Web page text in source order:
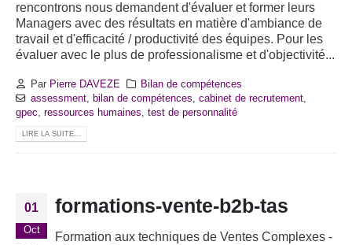
rencontrons nous demandent d'évaluer et former leurs
Managers avec des résultats en matière d'ambiance de
travail et d'efficacité / productivité des équipes. Pour les
évaluer avec le plus de professionalisme et d'objectivité...
Par Pierre DAVEZE
Bilan de compétences
assessment, bilan de compétences, cabinet de recrutement,
gpec, ressources humaines, test de personnalité
LIRE LA SUITE...
01
Oct
formations-vente-b2b-tas
Formation aux techniques de Ventes Complexes -